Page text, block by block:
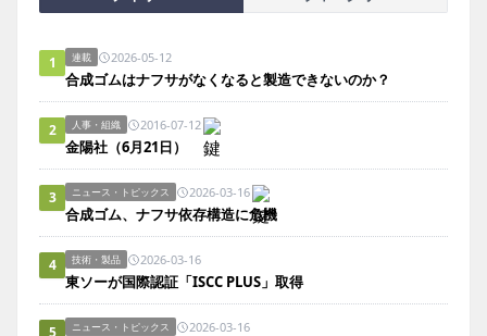
1 連載 2026-05-12
合成ゴムはナフサがなくなると製造できないのか？
2 人事・組織 2016-07-12
金陽社（6月21日）
3 ニュース・トピックス 2026-03-16
合成ゴム、ナフサ依存構造に危機
4 技術・製品 2026-03-16
東ソーが国際認証「ISCC PLUS」取得
5 ニュース・トピックス 2026-03-16